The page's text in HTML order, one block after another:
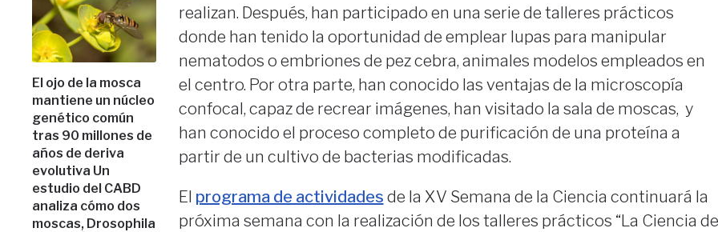
El ojo de la mosca
mantiene un núcleo
genético común
tras 90 millones de
años de deriva
evolutiva Un
estudio del CABD
analiza cómo dos
moscas, Drosophila
realizan. Después, han participado en una serie de talleres prácticos
donde han tenido la oportunidad de emplear lupas para manipular
nematodos o embriones de pez cebra, animales modelos empleados en
el centro. Por otra parte, han conocido las ventajas de la microscopía
confocal, capaz de recrear imágenes, han visitado la sala de moscas, y
han conocido el proceso completo de purificación de una proteína a
partir de un cultivo de bacterias modificadas.
El programa de actividades de la XV Semana de la Ciencia continuará la
próxima semana con la realización de los talleres prácticos “La Ciencia de